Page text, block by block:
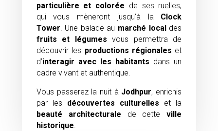
particulière et colorée de ses ruelles,
qui vous mèneront jusqu’à la Clock
Tower . Une balade au marché localdes
fruits et légumes vous permettra de
découvrir les productions régionales et
d’interagir avec les habitants dans un
cadre vivant et authentique.
Vous passerez la nuit à Jodhpur, enrichis
par les découvertes culturelles et la
beauté architecturale de cetteville
historique